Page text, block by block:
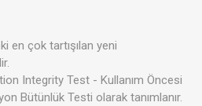
en çok tartışılan yeni
Integrity Test - Kullanım Öncesi
Bütünlük Testi olarak tanımlanır.